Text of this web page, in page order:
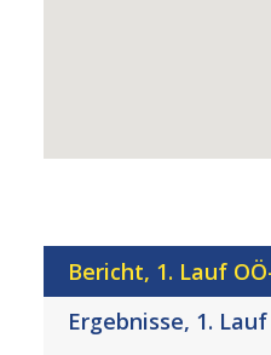
Bericht, 1. Lauf
Ergebnisse, 1.